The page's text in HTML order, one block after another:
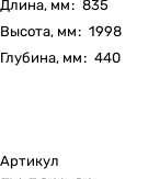
Длина, мм: 835
Высота, мм: 1998
Глубина, мм: 440
Артикул